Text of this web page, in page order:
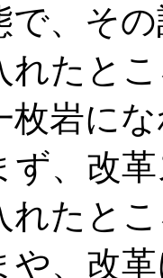
で、そ
れたと
枚岩に
ず、改
れたと
や、改